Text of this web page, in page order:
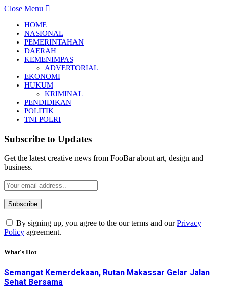
Close Menu
HOME
NASIONAL
PEMERINTAHAN
DAERAH
KEMENIMPAS
ADVERTORIAL
EKONOMI
HUKUM
KRIMINAL
PENDIDIKAN
POLITIK
TNI POLRI
Subscribe to Updates
Get the latest creative news from FooBar about art, design and
business.
By signing up, you agree to the our terms and ourPrivacy
Policy agreement.
What's Hot
Semangat Kemerdekaan, Rutan Makassar Gelar Jalan
Sehat Bersama